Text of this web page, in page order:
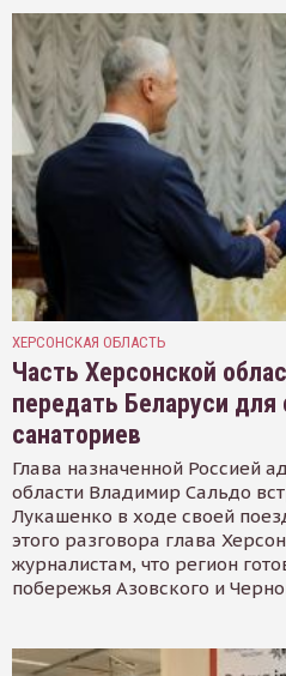
ХЕРСОНСКАЯ ОБЛАСТЬ
Часть Херсонской
передать Беларуси для
санаториев
Глава назначенной Россией
области Владимир Сальдо
Лукашенко в ходе своей
этого разговора глава
журналистам, что регион
побережья Азовского и